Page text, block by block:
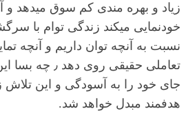
زیاد و بهره مندی کم سوق میدهد و
خودنمایی میکند زندگی توام با
نسبت به آنچه توان داریم و آنچه
تعاملی حقیقی روی
جای خود را به آسودگی و این تلاش
هدفمند مبدل خواهد شد.